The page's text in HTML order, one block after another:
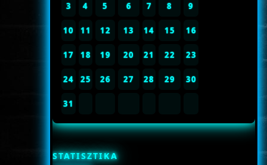
3 4 5 6 7 8 9
10 11 12 13 14 15 16
17 18 19 20 21 22 23
24 25 26 27 28 29 30
31
STATISZTIKA